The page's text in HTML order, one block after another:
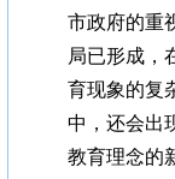
市政府的重
局已形成，
育现象的复
中，还会出
教育理念的